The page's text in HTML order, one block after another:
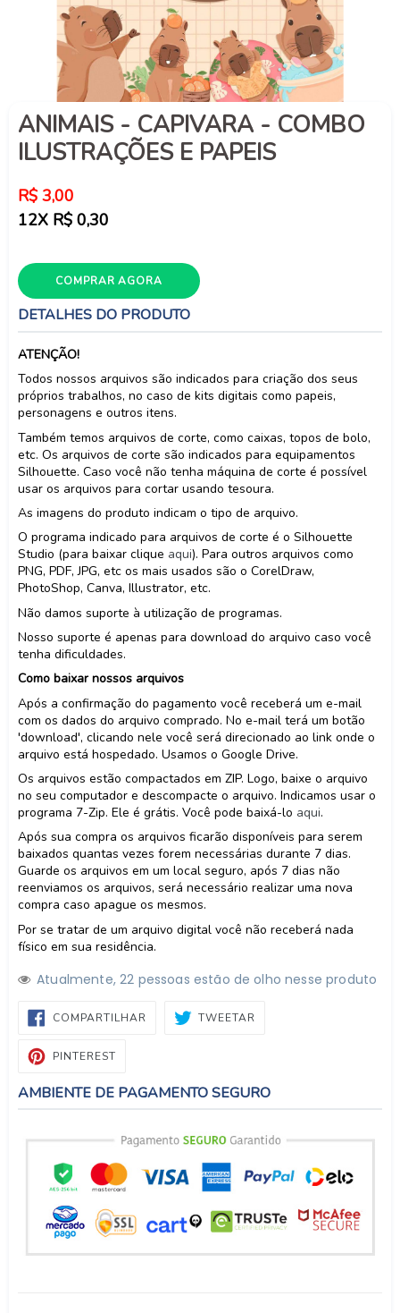
ANIMAIS - CAPIVARA - COMBO
ILUSTRAÇÕES E PAPEIS
Preço
normal
R$ 3,00
12X R$ 0,30
COMPRAR AGORA
DETALHES DO PRODUTO
ATENÇÃO!
Todos nossos arquivos são indicados para criação dos seus
próprios trabalhos, no caso de kits digitais como papeis,
personagens e outros itens.
Também temos arquivos de corte, como caixas, topos de bolo,
etc. Os arquivos de corte são indicados para equipamentos
Silhouette. Caso você não tenha máquina de corte é possível
usar os arquivos para cortar usando tesoura.
As imagens do produto indicam o tipo de arquivo.
O programa indicado para arquivos de corte é o Silhouette
Studio (para baixar clique aqui). Para outros arquivos como
PNG, PDF, JPG, etc os mais usados são o CorelDraw,
PhotoShop, Canva, Illustrator, etc.
Não damos suporte à utilização de programas.
Nosso suporte é apenas para download do arquivo caso você
tenha dificuldades.
Como baixar nossos arquivos
Após a confirmação do pagamento você receberá um e-mail
com os dados do arquivo comprado. No e-mail terá um botão
'download', clicando nele você será direcionado ao link onde o
arquivo está hospedado. Usamos o Google Drive.
Os arquivos estão compactados em ZIP. Logo, baixe o arquivo
no seu computador e descompacte o arquivo. Indicamos usar o
programa 7-Zip. Ele é grátis. Você pode baixá-lo aqui.
Após sua compra os arquivos ficarão disponíveis para serem
baixados quantas vezes forem necessárias durante 7 dias.
Guarde os arquivos em um local seguro, após 7 dias não
reenviamos os arquivos, será necessário realizar uma nova
compra caso apague os mesmos.
Por se tratar de um arquivo digital você não receberá nada
físico em sua residência.
Atualmente,22 pessoas estão de olho nesse produto
COMPARTILHAR COMPARTILHAR
NO TWEETAR
PINTERESTPIN
AMBIENTE DE PAGAMENTO SEGURO